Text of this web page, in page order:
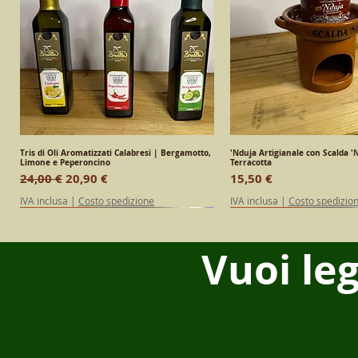
Vista rapida
Tris di Oli Aromatizzati Calabresi | Bergamotto,
Limone e Peperoncino
Prezzo regolare
24,00 €Prezzo scontato
20,90 €
IVA inclusa | Costo spedizione
Vista
'Nduja Artigianale con Scalda
Terracotta
Prezzo
15,50 €
IVA inclusa | Costo
Vuoi